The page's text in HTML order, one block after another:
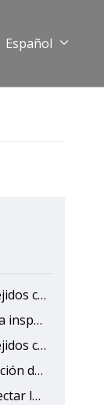
Español
Pусский
¿Cómo la inspección de tejidos con IA mejora la eficiencia de la producción en las fábricas textiles?
¿Puede la IA reemplazar la inspección manual de telas?
¿Cómo la inspección de tejidos con IA reduce los costos de control de calidad?
¿Cómo funciona la inspección de tejidos con IA?
¿Qué defectos puede detectar la inspección de tejidos con IA?